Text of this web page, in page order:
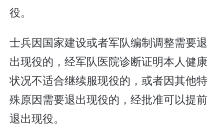
役。
士兵因国家建设或者军队编制调整需要退
出现役的，经军队医院诊断证明本人健康
状况不适合继续服现役的，或者因其他特
殊原因需要退出现役的，经批准可以提前
退出现役。